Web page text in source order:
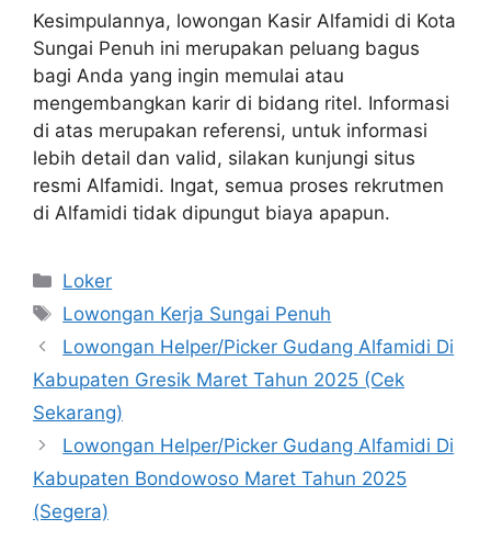
Kesimpulannya, lowongan Kasir Alfamidi di Kota
Sungai Penuh ini merupakan peluang bagus
bagi Anda yang ingin memulai atau
mengembangkan karir di bidang ritel. Informasi
di atas merupakan referensi, untuk informasi
lebih detail dan valid, silakan kunjungi situs
resmi Alfamidi. Ingat, semua proses rekrutmen
di Alfamidi tidak dipungut biaya apapun.
Kategori
Loker
Tag
Lowongan Kerja Sungai Penuh
Lowongan Helper/Picker Gudang Alfamidi Di
Kabupaten Gresik Maret Tahun 2025 (Cek
Sekarang)
Lowongan Helper/Picker Gudang Alfamidi Di
Kabupaten Bondowoso Maret Tahun 2025
(Segera)